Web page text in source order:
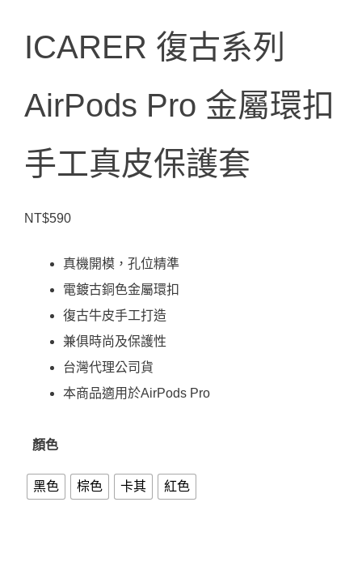
ICARER 復古系列
AirPods Pro 金屬環扣
手工真皮保護套
NT$590
真機開模，孔位精準
電鍍古銅色金屬環扣
復古牛皮手工打造
兼俱時尚及保護性
台灣代理公司貨
本商品適用於AirPods Pro
顏色
黑色 棕色 卡其 紅色